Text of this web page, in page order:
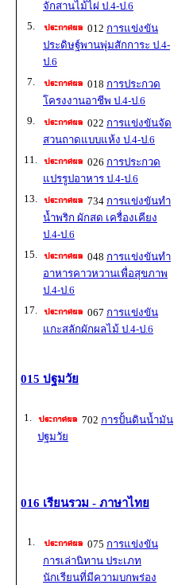
จักสานไม้ไผ่ ป.4-ป.6
5.
012 การแข่งขัน
ประดิษฐ์พานพุ่มสักการะ ป.4-
ป.6
7.
018 การประกวด
โครงงานอาชีพ ป.4-ป.6
9.
022 การแข่งขันจัด
สวนถาดแบบแห้ง ป.4-ป.6
11.
026 การประกวด
แปรรูปอาหาร ป.4-ป.6
13.
734 การแข่งขันทำ
น้ำพริก ผักสด เครื่องเคียง
ป.4-ป.6
15.
048 การแข่งขันทำ
อาหารคาวหวานเพื่อสุขภาพ
ป.4-ป.6
17.
067 การแข่งขัน
แกะสลักผักผลไม้ ป.4-ป.6
015 ปฐมวัย
1. 702 การปั้นดินน้ำมัน
ปฐมวัย
016 เรียนรวม - ภาษาไทย
1. 075 การแข่งขัน
การเล่านิทาน ประเภท
นักเรียนที่มีความบกพร่อง